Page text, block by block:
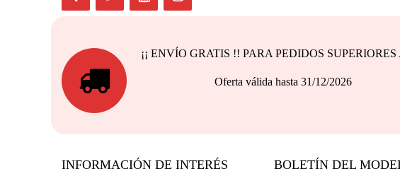
¡¡ ENVÍO GRATIS !! PARA PEDIDOS
Oferta válida hasta 31/12/
INFORMACIÓN DE INTERÉS BOLETÍN DEL